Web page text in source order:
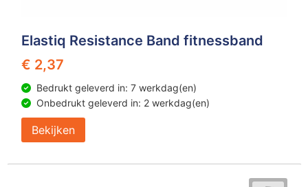
Elastiq Resistance Band fitnessband
€ 2,37
Bedrukt geleverd in: 7 werkdag(en)
Onbedrukt geleverd in: 2 werkdag(en)
Bekijken